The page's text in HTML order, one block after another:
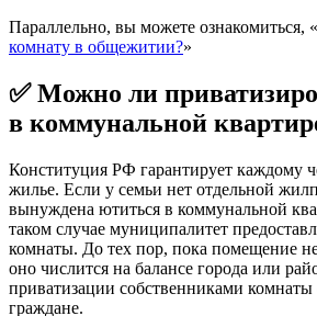
Параллельно, вы можете ознакомиться, «
комнату в общежитии?»
✅ Можно ли
в коммунальной
Конституция РФ гарантирует каждому
жилье. Если у семьи нет отдельной
вынуждена ютиться в коммунальной
таком случае муниципалитет
комнаты. До тех пор, пока помещение
оно числится на балансе города или
приватизации собственниками
граждане.